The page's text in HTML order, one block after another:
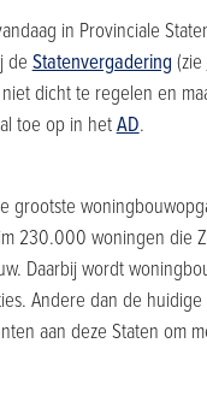
in Provinciale
de Statenvergadering (zie
dicht te regelen en
toe op in hetAD.
grootste
230.000 woningen die
Daarbij wordt
Andere dan de
aan deze Staten om